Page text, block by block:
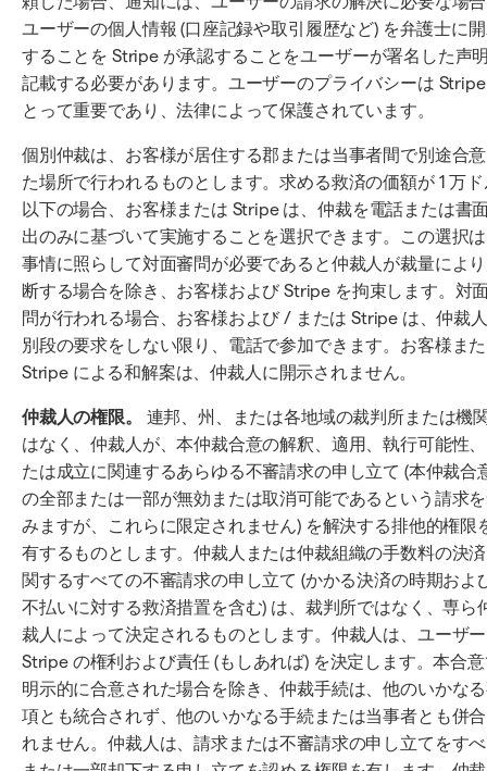
ユーザーの個人情報 (口座記録や取引履歴など) を弁護士に
することを Stripe が承認することをユーザーが署名した声
記載する必要があります。ユーザーのプライバシーは
とって重要であり、法律によって保護されています。
個別仲裁は、お客様が居住する郡または当事者間で別途合
た場所で行われるものとします。求める救済の価額が 1 万ド
以下の場合、お客様または Stripe は、仲裁を電話または書
出のみに基づいて実施することを選択できます。この選択
事情に照らして対面審問が必要であると仲裁人が裁量によ
断する場合を除き、お客様および Stripe を拘束します。対
問が行われる場合、お客様および / または Stripe は、仲裁
別段の要求をしない限り、電話で参加できます。お客様ま
Stripe による和解案は、仲裁人に開示されません。
仲裁人の権限。
連邦、州、または各地域の裁判所または機
はなく、仲裁人が、本仲裁合意の解釈、適用、執行可能性
たは成立に関連するあらゆる不審請求の申し立て (本仲裁合
の全部または一部が無効または取消可能であるという請求
みますが、これらに限定されません) を解決する排他的権限
有するものとします。仲裁人または仲裁組織の手数料の決
関するすべての不審請求の申し立て (かかる決済の時期およ
不払いに対する救済措置を含む) は、裁判所ではなく、専ら
裁人によって決定されるものとします。仲裁人は、ユーザ
Stripe の権利および責任 (もしあれば) を決定します。本合
明示的に合意された場合を除き、仲裁手続は、他のいかな
項とも統合されず、他のいかなる手続または当事者とも併
れません。仲裁人は、請求または不審請求の申し立てをす